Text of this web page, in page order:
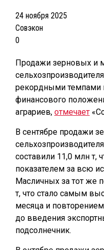
24 ноября 2025
Совэкон
0
Продажи зерновых и
рекордными темпами
финансового
аграриев, отмечает
В сентябре продажи
составили 11,0 млн т,
показателем за всю
Масличных за тот же
т, что стало самым
месяца и
до введения
подсолнечник.